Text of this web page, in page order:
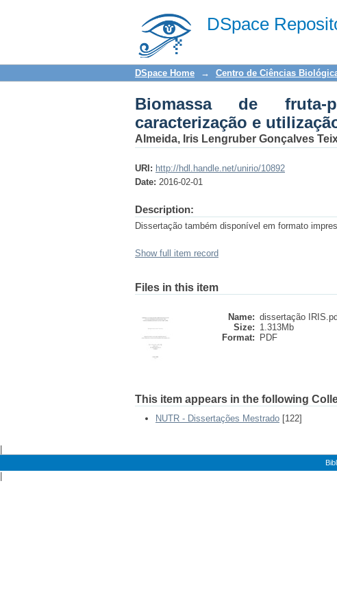
DSpace
Biomassa de fruta-pão
produto de panificação
DSpace Home → Centro de Ciências
Biomassa de fruta-
caracterização e
Almeida, Iris Lengruber Gonçalves
URI: http://hdl.handle.net/unirio/10892
Date: 2016-02-01
Description:
Dissertação também disponível em formato
Show full item record
Files in this item
Name: dissertação
Size: 1.313Mb
Format:
PDF
This item appears in the following
NUTR - Dissertações Mestrado [122]